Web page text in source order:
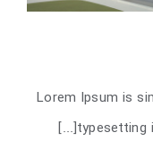
Lorem Ipsum is
typesetting